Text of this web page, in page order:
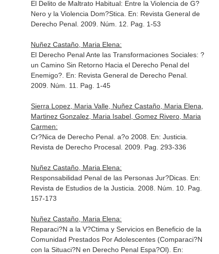
El Delito de Maltrato Habitual: Entre la Violencia de G?
Nero y la Violencia Dom?Stica. En: Revista General de
Derecho Penal. 2009. Núm. 12. Pag. 1-53
Nuñez Castaño, Maria Elena:
El Derecho Penal Ante las Transformaciones Sociales: ?
un Camino Sin Retorno Hacia el Derecho Penal del
Enemigo?. En: Revista General de Derecho Penal.
2009. Núm. 11. Pag. 1-45
Sierra Lopez, Maria Valle, Nuñez Castaño, Maria Elena,
Martinez Gonzalez, Maria Isabel, Gomez Rivero, Maria
Carmen:
Cr?Nica de Derecho Penal. a?o 2008. En: Justicia.
Revista de Derecho Procesal. 2009. Pag. 293-336
Nuñez Castaño, Maria Elena:
Responsabilidad Penal de las Personas Jur?Dicas. En:
Revista de Estudios de la Justicia . 2008. Núm. 10. Pag.
157-173
Nuñez Castaño, Maria Elena:
Reparaci?N a la V?Ctima y Servicios en Beneficio de la
Comunidad Prestados Por Adolescentes (Comparaci?N
con la Situaci?N en Derecho Penal Espa?Ol). En: